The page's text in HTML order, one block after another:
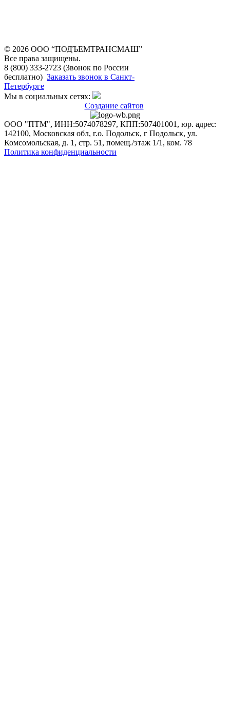
© 2026 OOO “ПОДЪЕМТРАНСМАШ”
Все права защищены.
8 (800) 333-2723 (Звонок по России
бесплатно) Заказать звонок в Санкт-
Петербурге
Мы в социальных сетях:
Создание сайтов
ООО "ПТМ", ИНН:5074078297, КПП:507401001, юр. адрес:
142100, Московская обл, г.о. Подольск, г Подольск, ул.
Комсомольская, д. 1, стр. 51, помещ./этаж 1/1, ком. 78
Политика конфиденциальности